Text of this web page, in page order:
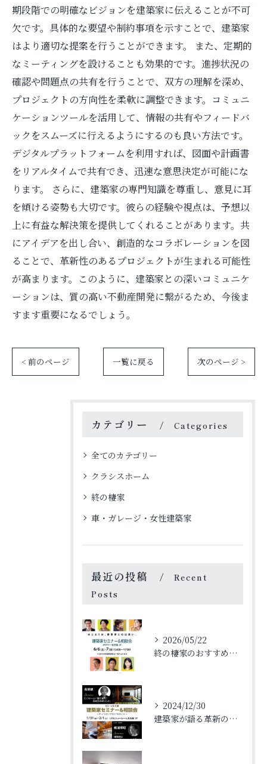
期段階での明確なビジョンを建築家に伝えることが不可
欠です。具体的な要望や制約事項を示すことで、建築家
はより適切な提案を行うことができます。 また、定期的
なミーティングを設けることも効果的です。進捗状況の
確認や問題点の共有を行うことで、双方の理解を深め、
プロジェクトの方向性を柔軟に調整できます。コミュニ
ケーションツールを活用して、情報の共有やフィードバ
ックをスムーズに行えるようにするのも良い方法です。
デジタルプラットフォームを利用すれば、図面や計画書
をリアルタイムで共有でき、迅速な意思決定が可能にな
ります。 さらに、建築家の専門知識を尊重し、意見に耳
を傾ける姿勢も大切です。彼らの経験や視点は、予想以
上に有益な解決策を提供してくれることがあります。共
にアイデアを出し合い、創造的なコラボレーションを図
ることで、革新性のあるプロジェクトが生まれる可能性
が高まります。このように、建築家との深いコミュニケ
ーションは、質の高い不動産開発に繋がるため、今後ま
すます重要になるでしょう。
< 前のページ 一覧に戻る 次のページ >
カテゴリー Categories
全てのカテゴリー
クラシスホーム
終の棲家
車・ガレージ・女性建築家
最近の投稿
Recent
Posts
2026/05/22
終の棲家のおすすめ選び方と安心して暮らせる住まいの条件を詳しく解説
2024/12/30
建築家が語る革新のデザイン法